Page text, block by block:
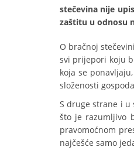
stečevina nije
zaštitu u odnosu
O bračnoj
svi prijepori koju
koja se
složenosti
S druge strane i u
što je razumljivo
pravomoćnom
najčešće samo